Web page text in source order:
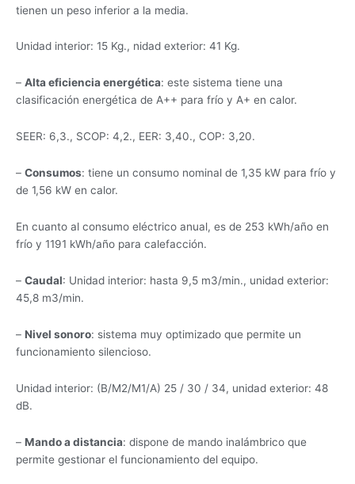
tienen un peso inferior a la media.
Unidad interior: 15 Kg., nidad exterior: 41 Kg.
– Alta eficiencia energética: este sistema tiene una
clasificación energética de A++ para frío y A+ en calor.
SEER: 6,3., SCOP: 4,2., EER: 3,40., COP: 3,20.
– Consumos: tiene un consumo nominal de 1,35 kW para frío y
de 1,56 kW en calor.
En cuanto al consumo eléctrico anual, es de 253 kWh/año en
frío y 1191 kWh/año para calefacción.
– Caudal: Unidad interior: hasta 9,5 m3/min., unidad exterior:
45,8 m3/min.
– Nivel sonoro: sistema muy optimizado que permite un
funcionamiento silencioso.
Unidad interior: (B/M2/M1/A) 25 / 30 / 34, unidad exterior: 48
dB.
– Mando a distancia: dispone de mando inalámbrico que
permite gestionar el funcionamiento del equipo.